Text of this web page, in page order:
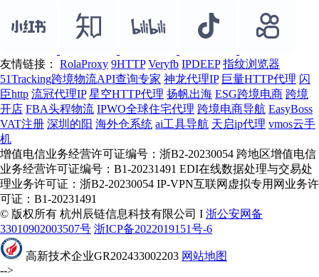
友情链接： RolaProxy 9HTTP Veryfb IPDEEP 指纹浏览器
51Tracking跨境物流API查询专家 神龙代理IP 巨量HTTP代理 闪
臣http 流冠代理IP 星空HTTP代理 扬帆出海 ESG跨境电商 跨境
开店 FBA头程物流 IPWO全球住宅代理 跨境电商导航 EasyBoss
VAT注册 深圳的阳 海外仓系统 ai工具导航 天启ip代理 vmos云手
机
增值电信业务经营许可证编号：浙B2-20230054 跨地区增值电信
业务经营许可证编号：B1-20231491 EDI在线数据处理与交易处
理业务许可证：浙B2-20230054 IP-VPN互联网虚拟专用网业务许
可证：B1-20231491
© 版权所有 杭州辰链信息科技有限公司 I 浙公安网备
33010902003507号 浙ICP备2022019151号-6
高新技术企业GR202433002203 网站地图
-->